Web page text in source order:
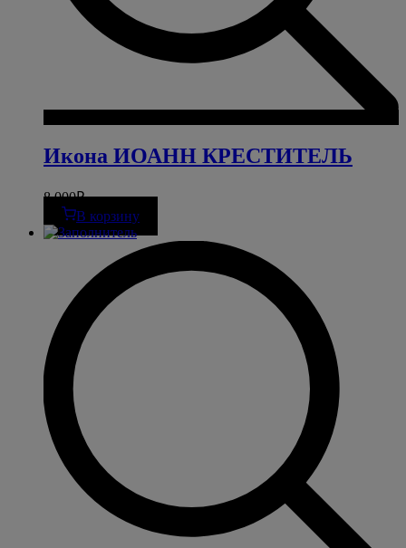
Икона ИОАНН КРЕСТИТЕЛЬ
8 000₽
В корзину